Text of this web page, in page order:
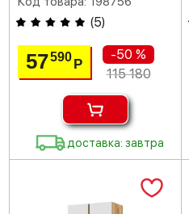
(5)
57590Р
-50 %
115 180
доставка: завтра